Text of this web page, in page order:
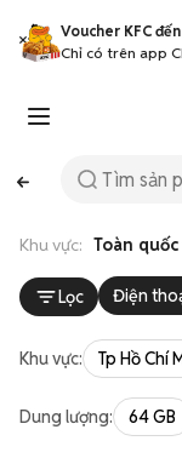
Voucher KFC
Chỉ có trên app
Khu vực: Toàn quốc
Lọc Điện
Khu vực: Tp Hồ Chí
Dung lượng: 64 GB